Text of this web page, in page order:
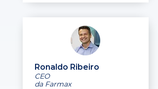
Ronaldo Ribeiro
CEO
da Farmax